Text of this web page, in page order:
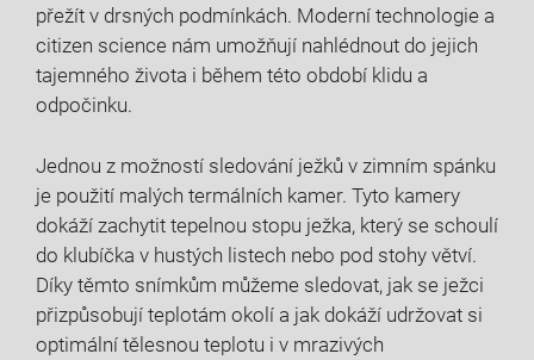
přežít v drsných podmínkách. Moderní technologie a
citizen science nám umožňují nahlédnout do jejich
tajemného života i během této období klidu a
odpočinku.
Jednou z možností sledování ježků v zimním spánku
je použití malých termálních kamer. Tyto kamery
dokáží zachytit tepelnou stopu ježka, který se schoulí
do klubíčka v hustých listech nebo pod stohy větví.
Díky těmto snímkům můžeme sledovat, jak se ježci
přizpůsobují teplotám okolí a jak dokáží udržovat si
optimální tělesnou teplotu i v mrazivých